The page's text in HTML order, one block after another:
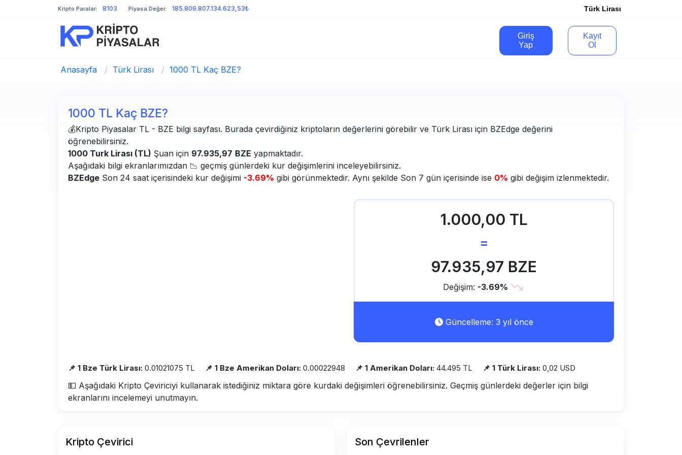
Kripto Paralar: 8103 Piyasa Değer: 185.809.807.134.623,53₺ Türk Lirası
Giriş
Yap
Kayıt
Ol
Anasayfa / Türk Lirası / 1000 TL Kaç BZE?
1000 TL Kaç BZE?
💰Kripto Piyasalar TL - BZE bilgi sayfası. Burada çevirdiğiniz kriptoların değerlerini görebilir ve Türk Lirası için BZEdge değerini
öğrenebilirsiniz.
1000 Turk Lirası (TL) Şuan için 97.935,97 BZE yapmaktadır.
Aşağıdaki bilgi ekranlarımızdan 📉 geçmiş günlerdeki kur değişimlerini inceleyebilirsiniz.
BZEdge Son 24 saat içerisindeki kur değişimi -3.69% gibi görünmektedir. Aynı şekilde Son 7 gün içerisinde ise 0% gibi değişim izlenmektedir.
1.000,00 TL
=
97.935,97 BZE
Değişim: -3.69%
Güncelleme: 3 yıl önce
📌 1 Bze Türk Lirası: 0.01021075 TL 📌 1 Bze Amerikan Doları: 0.00022948 📌 1 Amerikan Doları: 44.495 TL 📌 1 Türk Lirası: 0,02 USD
💵 Aşağıdaki Kripto Çeviriciyi kullanarak istediğiniz miktara göre kurdaki değişimleri öğrenebilirsiniz. Geçmiş günlerdeki değerler için bilgi
ekranlarını incelemeyi unutmayın.
Kripto Çevirici Son Çevrilenler